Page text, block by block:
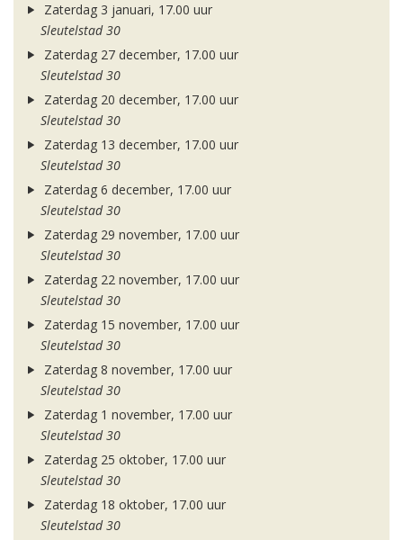
Zaterdag 3 januari, 17.00 uur
Sleutelstad 30
Zaterdag 27 december, 17.00 uur
Sleutelstad 30
Zaterdag 20 december, 17.00 uur
Sleutelstad 30
Zaterdag 13 december, 17.00 uur
Sleutelstad 30
Zaterdag 6 december, 17.00 uur
Sleutelstad 30
Zaterdag 29 november, 17.00 uur
Sleutelstad 30
Zaterdag 22 november, 17.00 uur
Sleutelstad 30
Zaterdag 15 november, 17.00 uur
Sleutelstad 30
Zaterdag 8 november, 17.00 uur
Sleutelstad 30
Zaterdag 1 november, 17.00 uur
Sleutelstad 30
Zaterdag 25 oktober, 17.00 uur
Sleutelstad 30
Zaterdag 18 oktober, 17.00 uur
Sleutelstad 30